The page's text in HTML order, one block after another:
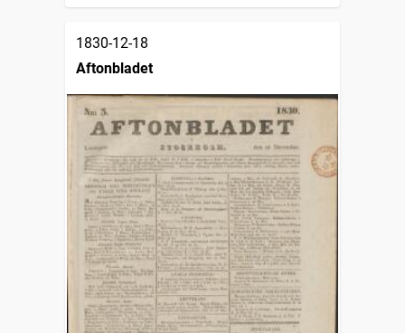
1830-12-18
Aftonbladet